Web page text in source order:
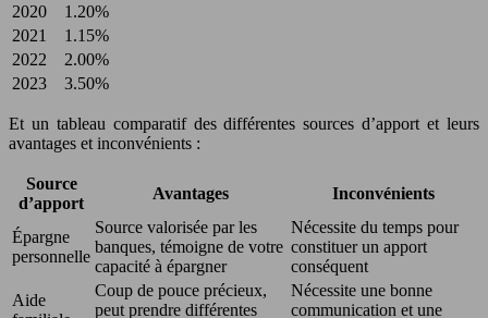
2020
1.20%
2021
1.15%
2022
2.00%
2023
3.50%
Et un tableau comparatif des différentes sources d’apport et leurs
avantages et inconvénients :
Source
d’apport
Avantages Inconvénients
Épargne
personnelle
Source valorisée par les
banques, témoigne de votre
capacité à épargner
Nécessite du temps pour
constituer un apport
conséquent
Aide
Coup de pouce précieux,
peut prendre différentes
Nécessite une bonne
communication et une